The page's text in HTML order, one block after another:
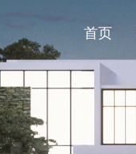
首页